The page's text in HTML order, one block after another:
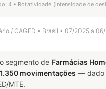
4 • Rotatividade (intensidade de
/ CAGED • Brasil • 07/2025 a
segmento de Farmácias
1.350 movimentações — dado
MTE.